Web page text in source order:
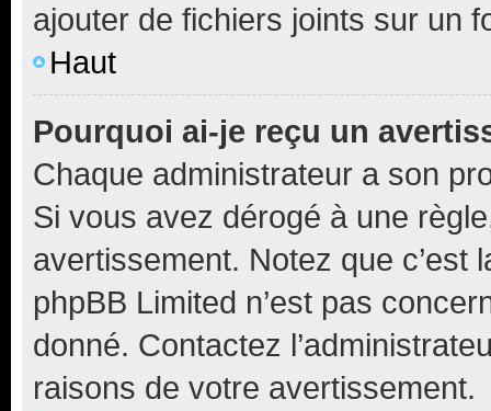
ajouter de fichiers joints sur un
Haut
Pourquoi ai-je reçu un
Chaque administrateur a son
Si vous avez dérogé à une
avertissement. Notez que c’est
phpBB Limited n’est pas
donné. Contactez
raisons de votre avertissement.